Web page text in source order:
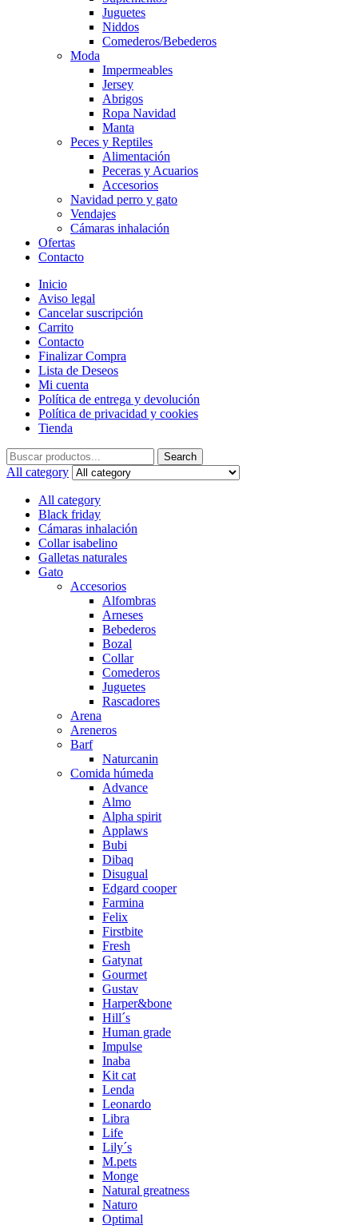
Juguetes
Niddos
Comederos/Bebederos
Moda
Impermeables
Jersey
Abrigos
Ropa Navidad
Manta
Peces y Reptiles
Alimentación
Peceras y Acuarios
Accesorios
Navidad perro y gato
Vendajes
Cámaras inhalación
Ofertas
Contacto
Inicio
Aviso legal
Cancelar suscripción
Carrito
Contacto
Finalizar Compra
Lista de Deseos
Mi cuenta
Política de entrega y devolución
Política de privacidad y cookies
Tienda
Search
for:
Search
All category
All category
Black friday
Cámaras inhalación
Collar isabelino
Galletas naturales
Gato
Accesorios
Alfombras
Arneses
Bebederos
Bozal
Collar
Comederos
Juguetes
Rascadores
Arena
Areneros
Barf
Naturcanin
Comida húmeda
Advance
Almo
Alpha spirit
Applaws
Bubi
Dibaq
Disugual
Edgard cooper
Farmina
Felix
Firstbite
Fresh
Gatynat
Gourmet
Gustav
Harper&bone
Hill´s
Human grade
Impulse
Inaba
Kit cat
Lenda
Leonardo
Libra
Life
Lily´s
M.pets
Monge
Natural greatness
Naturo
Optimal